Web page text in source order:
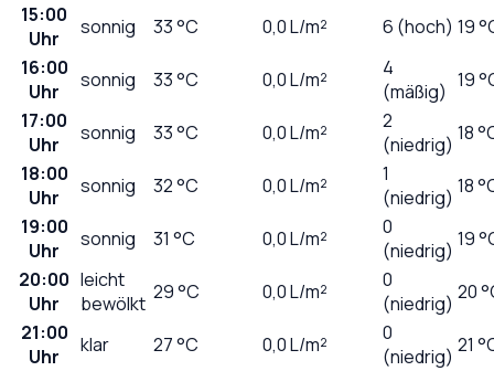
15:00
Uhr
sonnig 33°C 0,0L/m² 6 (hoch) 19
16:00
Uhr
sonnig 33°C 0,0L/m²
4
(mäßig) 19
17:00
Uhr
sonnig 33°C 0,0L/m²
2
(niedrig) 18
18:00
Uhr
sonnig 32°C 0,0L/m²
1
(niedrig) 18
19:00
Uhr
sonnig 31 °C 0,0L/m²
0
(niedrig) 19
20:00
Uhr
leicht
bewölkt 29°C 0,0L/m²
0
(niedrig) 20
21:00
Uhr
klar 27°C 0,0L/m²
0
(niedrig) 21